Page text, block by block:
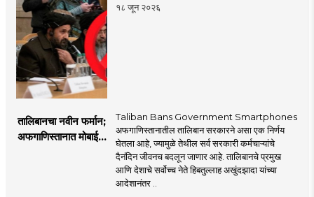
१८ जून २०२६
तालिबानचा नवीन फर्मान;
अफगाणिस्तानात मोबाईल
Taliban Bans Government Smartphones
अफगाणिस्तानातील तालिबान सरकारने असा एक निर्णय
घेतला आहे, ज्यामुळे तेथील सर्व सरकारी कर्मचाऱ्यांचे
दैनंदिन जीवनच बदलून जाणार आहे. तालिबानचे प्रमुख
आणि देशाचे सर्वोच्च नेते हिबतुल्लाह अखुंदझादा यांच्या
आदेशानंतर ..